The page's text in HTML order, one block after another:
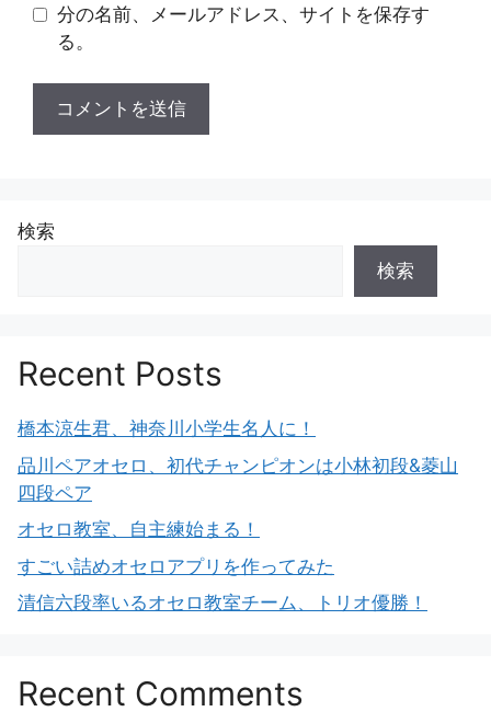
分の名前、メールアドレス、サイトを保存す
る。
検索
検索
Recent Posts
橋本涼生君、神奈川小学生名人に！
品川ペアオセロ、初代チャンピオンは小林初段&菱山
四段ペア
オセロ教室、自主練始まる！
すごい詰めオセロアプリを作ってみた
清信六段率いるオセロ教室チーム、トリオ優勝！
Recent Comments